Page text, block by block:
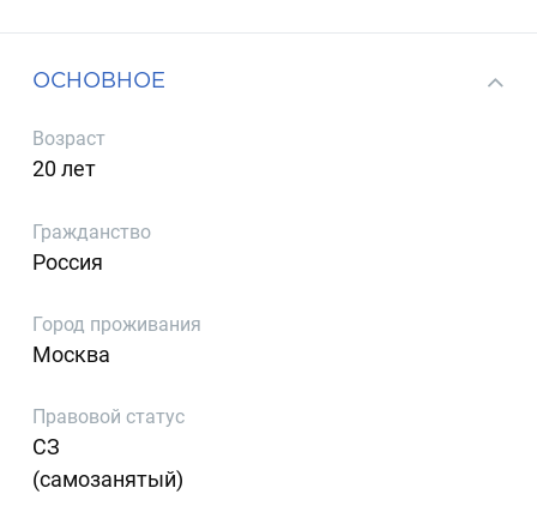
ОСНОВНОЕ
Возраст
20 лет
Гражданство
Россия
Город проживания
Москва
Правовой статус
СЗ
(самозанятый)